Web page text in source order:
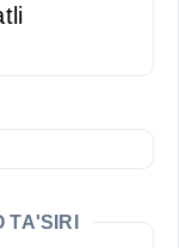
TA'SIRI